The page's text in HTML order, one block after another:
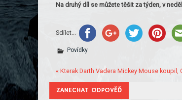
Na druhý díl se můžete těšit za týden, v
Sdílet...
Povídky
« Kterak Darth Vadera Mickey Mouse
ZANECHAT ODPOVĚĎ